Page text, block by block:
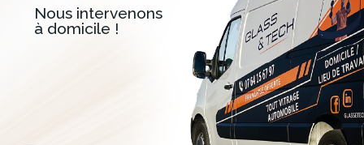
Nous intervenons
à domicile !